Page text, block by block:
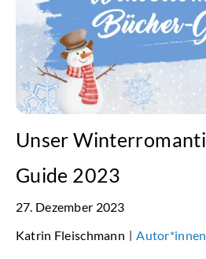
Unser
Guide 2023
27. Dezember 2023
Katrin Fleischmann |